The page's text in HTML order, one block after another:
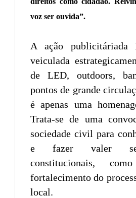
voz ser ouvida”.
A ação publicitáriada
veiculada
de LED, outdoors,
pontos de grande
é apenas uma
Trata-se de uma
sociedade civil para
e fazer valer
constitucionais,
fortalecimento do
local.